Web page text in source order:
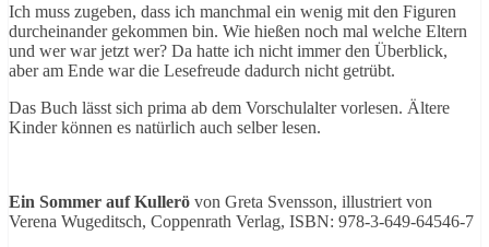
Ich muss zugeben, dass ich manchmal ein wenig mit den Figuren
durcheinander gekommen bin. Wie hießen noch mal welche Eltern
und wer war jetzt wer? Da hatte ich nicht immer den Überblick,
aber am Ende war die Lesefreude dadurch nicht getrübt.
Das Buch lässt sich prima ab dem Vorschulalter vorlesen. Ältere
Kinder können es natürlich auch selber lesen.
Ein Sommer auf Kullerö von Greta Svensson, illustriert von
Verena Wugeditsch, Coppenrath Verlag, ISBN: 978-3-649-64546-7